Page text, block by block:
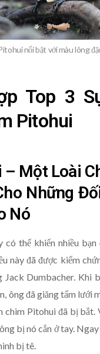
nổi bật với màu lông
Top 3
Pitohui
– Một Loài
Những
Nó
có thể khiến nhiều bạn
này đã được kiểm
Jack Dumbacher. Khi
ông đã giăng tấm lưới
chim Pitohui đã bị bắt.
bị nó cắn ở tay.
bị tê.